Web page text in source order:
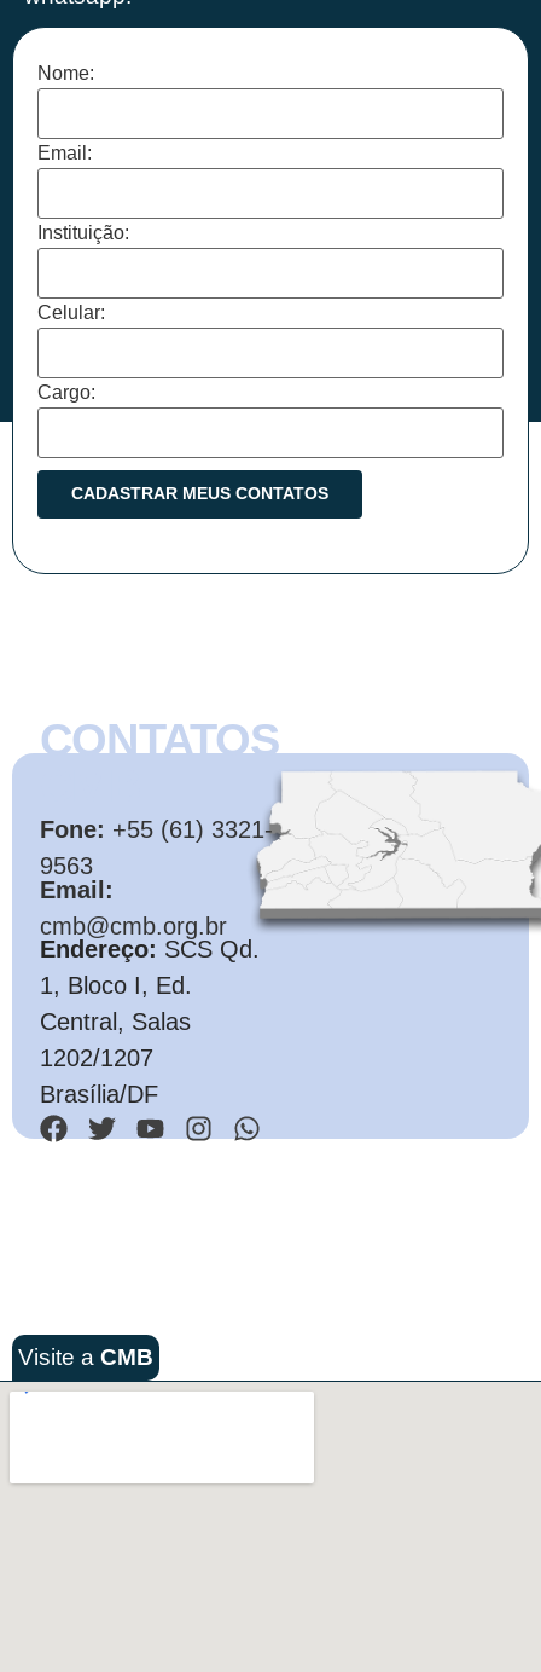
Nome:
Email:
Instituição:
Celular:
Cargo:
CONTATOS
Fone: +55 (61) 3321-
9563
Email:
cmb@cmb.org.br
Endereço: SCS Qd.
1, Bloco I, Ed.
Central, Salas
1202/1207
Brasília/DF
Visite a CMB